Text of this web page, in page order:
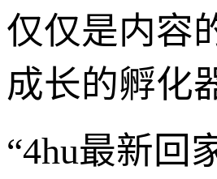
仅仅是内容
成长的孵化
“4hu最新回